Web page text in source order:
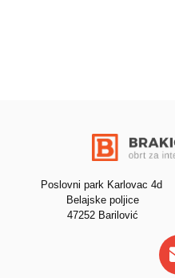
Poslovni park Karlovac 4d
Belajske poljice
47252 Barilović